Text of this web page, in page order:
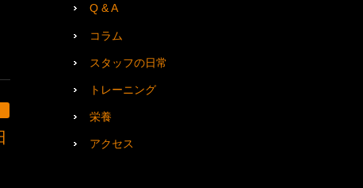
Q & A
コラム
スタッフの日常
トレーニング
栄養
アクセス